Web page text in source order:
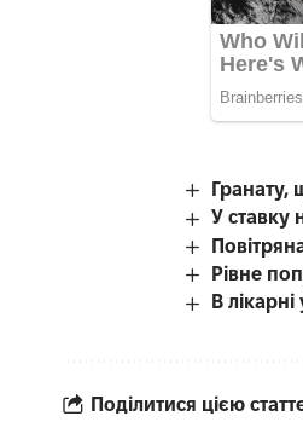
Гранату,
У ставку
Рівне
В
Поділитися цією